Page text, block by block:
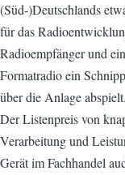
(Süd-)Deutschlands
für das
Radioempfänger und
Formatradio ein
über die Anlage abspielt.
Der Listenpreis von
Verarbeitung und
Gerät im Fachhandel